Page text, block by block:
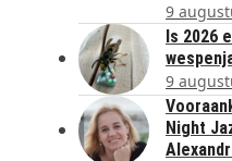
9
Is 2026
9
Night